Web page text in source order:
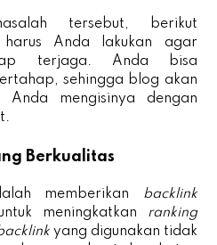
tersebut, berikut
Anda lakukan agar
terjaga. Anda bisa
sehingga blog akan
Anda mengisinya dengan
Berkualitas
memberikan backlink
meningkatkan ranking
yang digunakan tidak